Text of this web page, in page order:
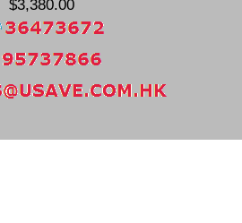
$3,380.00